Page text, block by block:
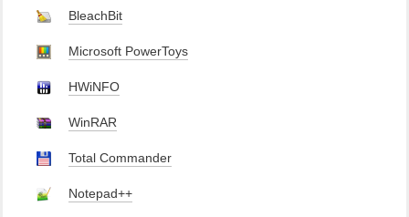
BleachBit
Microsoft PowerToys
HWiNFO
WinRAR
Total Commander
Notepad++